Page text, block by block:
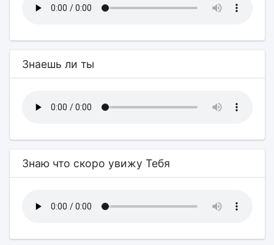
Знаешь ли ты
Знаю что скоро увижу Тебя